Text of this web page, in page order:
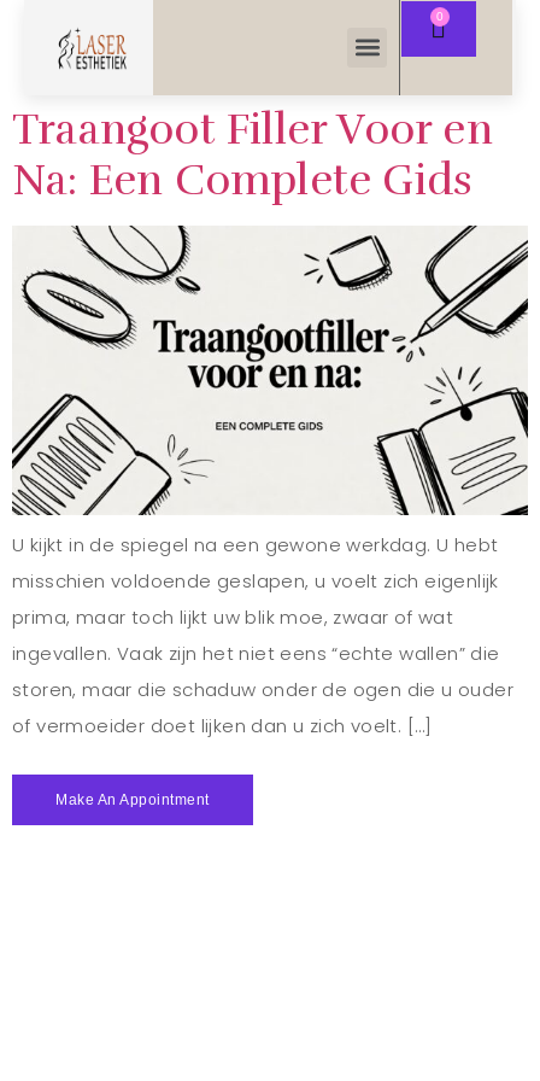
Traangoot Filler Voor en
Na: Een Complete Gids
U kijkt in de spiegel na een gewone werkdag. U hebt
misschien voldoende geslapen, u voelt zich eigenlijk
prima, maar toch lijkt uw blik moe, zwaar of wat
ingevallen. Vaak zijn het niet eens “echte wallen” die
storen, maar die schaduw onder de ogen die u ouder
of vermoeider doet lijken dan u zich voelt. […]
Make An Appointment